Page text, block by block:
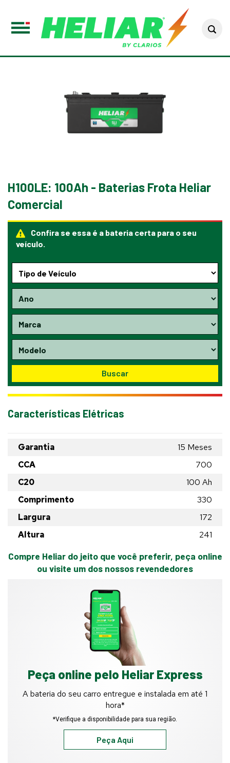
Toggle
H100LE: 100Ah - Baterias Frota Heliar
Comercial
Confira se essa é a bateria certa para o seu
veículo.
Buscar
Características Elétricas
Garantia
15 Meses
CCA
700
C20
100 Ah
Comprimento
330
Largura
172
Altura
241
Compre Heliar do jeito que você preferir, peça online
ou visite um dos nossos revendedores
Peça online pelo Heliar Express
A bateria do seu carro entregue e instalada em até 1
hora*
*Verifique a disponibilidade para sua região.
Peça Aqui